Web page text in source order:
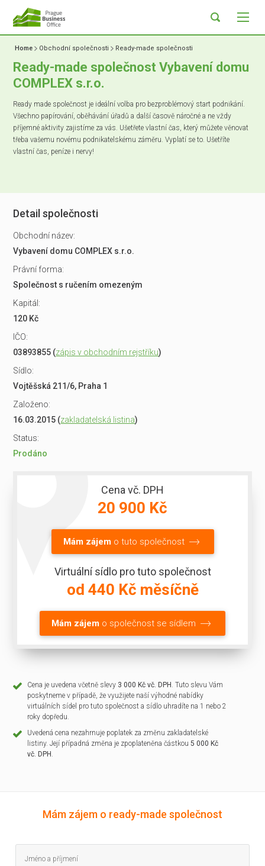
Home Obchodní společnosti Ready-made společnosti
Ready-made společnost Vybavení domu
COMPLEX s.r.o.
Ready made společnost je ideální volba pro bezproblémový start podnikání.
Všechno papírování, oběhávání úřadů a další časově náročné a ne vždy
příjemné aktivity zajistíme za vás. Ušetřete vlastní čas, který můžete věnovat
třeba vašemu novému podnikatelskému záměru. Vyplatí se to. Ušetříte
vlastní čas, peníze i nervy!
Detail společnosti
Obchodní název:
Vybavení domu COMPLEX s.r.o.
Právní forma:
Společnost s ručením omezeným
Kapitál:
120 Kč
IČO:
03893855 (zápis v obchodním rejstříku)
Sídlo:
Vojtěšská 211/6, Praha 1
Založeno:
16.03.2015 (zakladatelská listina)
Status:
Prodáno
Cena vč. DPH
20 900 Kč
Mám zájemo tuto společnost
Virtuální sídlo pro tuto společnost
od 440 Kč měsíčně
Mám zájem o společnost se sídlem
Cena je uvedena včetně slevy 3 000 Kč vč. DPH . Tuto slevu Vám
poskytneme v případě, že využijete naší výhodné nabídky
virtuálních sídel pro tuto společnost a sídlo uhradíte na 1 nebo 2
roky dopředu.
Uvedená cena nezahrnuje poplatek za změnu zakladatelské
listiny. Její případná změna je zpoplateněna částkou5 000 Kč
vč. DPH .
Mám zájem o ready-made společnost